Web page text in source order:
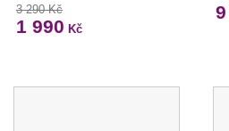
3 290 Kč
1 990 Kč